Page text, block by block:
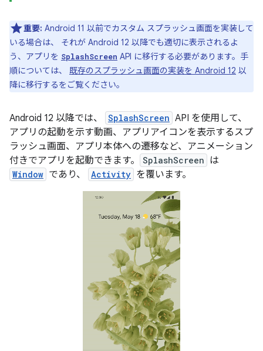
重要: Android 11 以前でカスタム スプラッシュ画面を実装して
いる場合は、 それが Android 12 以降でも適切に表示されるよ
う、アプリを SplashScreen API に移行する必要があります。手
順については、 既存のスプラッシュ画面の実装を Android 12 以
降に移行するをご覧ください。
Android 12 以降では、 SplashScreen API を使用して、
アプリの起動を示す動画、アプリアイコンを表示するスプ
ラッシュ画面、アプリ本体への遷移など、アニメーション
付きでアプリを起動できます。
SplashScreen は
Window であり、 Activity を覆います。